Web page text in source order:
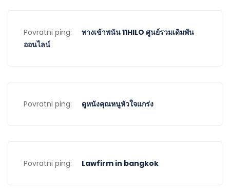
Povratni ping:
ทางเข้าพนัน 11HILO ศูนย์รวมเดิมพัน
ออนไลน์
Povratni ping: ดูหนังคุณหนูหัวใจแกร่ง
Povratni ping: Lawfirm in bangkok